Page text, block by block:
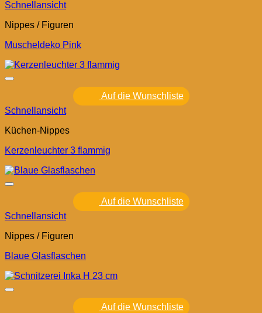
Schnellansicht
Nippes / Figuren
Muscheldeko Pink
Auf die Wunschliste
Schnellansicht
Küchen-Nippes
Kerzenleuchter 3 flammig
Auf die Wunschliste
Schnellansicht
Nippes / Figuren
Blaue Glasflaschen
Auf die Wunschliste